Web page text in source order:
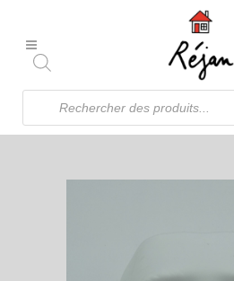
Recherche
produits